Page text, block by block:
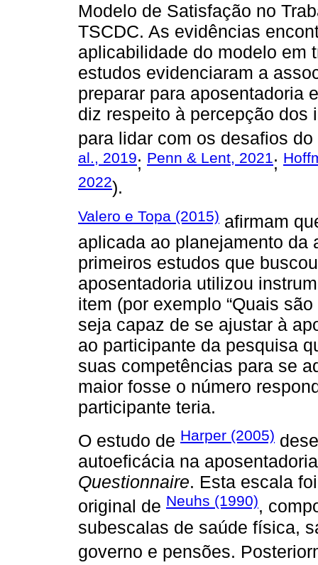
Modelo de Satisfação no
TSCDC. As evidências
aplicabilidade do modelo em
estudos evidenciaram a
preparar para aposentadoria
diz respeito à percepção
para lidar com os desafios
al., 2019; Penn & Lent, 2021;
2022).
Valero e Topa (2015) afirmam
aplicada ao planejamento da
primeiros estudos que
aposentadoria utilizou
item (por exemplo “Quais
seja capaz de se ajustar à
ao participante da pesquisa
suas competências para se
maior fosse o número
participante teria.
O estudo de Harper (2005)
autoeficácia na
Questionnaire. Esta escala
original de Neuhs (1990),
subescalas de saúde física,
governo e pensões.